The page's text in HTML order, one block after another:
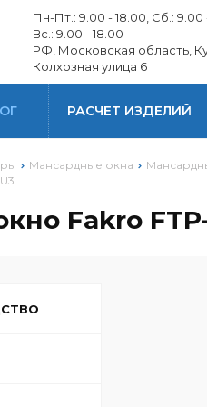
Пн-Пт.: 9.00 - 18.00, Сб.: 9.00
Вс.: 9.00 - 18.00
РФ, Московская область,
Колхозная улица 6
РАСЧЕТ ИЗДЕЛИЙ
Мансардные окна
Fakro